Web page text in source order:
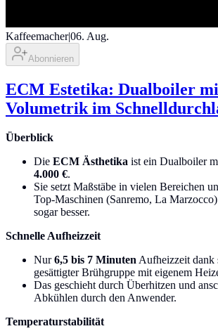
Kaffeemacher|06. Aug.
Abonnieren
ECM Estetika: Dualboiler
Volumetrik im
Überblick
Die ECM Ästhetika ist ein Dualboiler
4.000 €.
Sie setzt Maßstäbe in vielen Bereichen
Top-Maschinen (Sanremo, La
sogar besser.
Schnelle Aufheizzeit
Nur6,5 bis 7 MinutenAufheizzeit dank
gesättigter Brühgruppe mit eigenem
Das geschieht durch Überhitzen und
Abkühlen durch den Anwender.
Temperaturstabilität